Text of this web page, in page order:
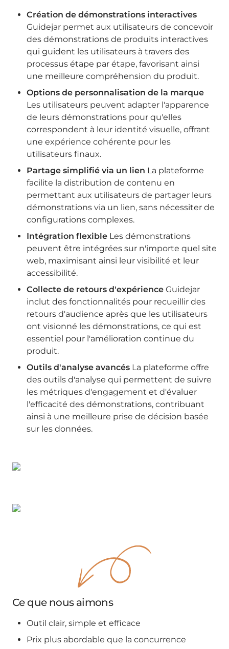
Création de démonstrations interactives
Guidejar permet aux utilisateurs de concevoir
des démonstrations de produits interactives
qui guident les utilisateurs à travers des
processus étape par étape, favorisant ainsi
une meilleure compréhension du produit.
Options de personnalisation de la marque
Les utilisateurs peuvent adapter l'apparence
de leurs démonstrations pour qu'elles
correspondent à leur identité visuelle, offrant
une expérience cohérente pour les
utilisateurs finaux.
Partage simplifié via un lien La plateforme
facilite la distribution de contenu en
permettant aux utilisateurs de partager leurs
démonstrations via un lien, sans nécessiter de
configurations complexes.
Intégration flexible Les démonstrations
peuvent être intégrées sur n'importe quel site
web, maximisant ainsi leur visibilité et leur
accessibilité.
Collecte de retours d'expérience Guidejar
inclut des fonctionnalités pour recueillir des
retours d'audience après que les utilisateurs
ont visionné les démonstrations, ce qui est
essentiel pour l'amélioration continue du
produit.
Outils d'analyse avancés La plateforme offre
des outils d'analyse qui permettent de suivre
les métriques d'engagement et d'évaluer
l'efficacité des démonstrations, contribuant
ainsi à une meilleure prise de décision basée
sur les données.
Ce que nous aimons
Outil clair, simple et efficace
Prix plus abordable que la concurrence